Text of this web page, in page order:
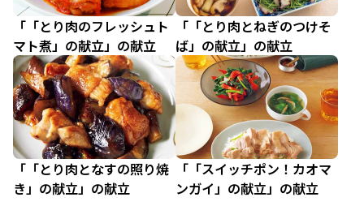
「「とり肉のフレッシュト
マト煮」の献立」の献立
「「とり肉とねぎのつけそ
ば」の献立」の献立
「「とり肉となすの照り焼
き」の献立」の献立
「「スイッチポン！カオマ
ンガイ」の献立」の献立